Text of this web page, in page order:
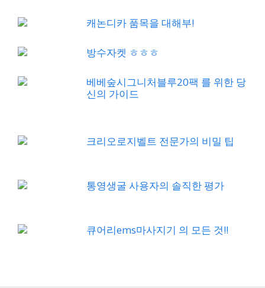
캐논디카 품목을 대해부!
방수자켓 ㅎㅎㅎ
베베숲시그니처블루20팩 를 위한 당
신의 가이드
크리오로지벨트 전문가의 비밀 팁
통영생굴 사용자의 솔직한 평가
큐어리ems마사지기 의 모든 것!!